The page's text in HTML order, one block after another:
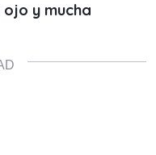
ojo y mucha